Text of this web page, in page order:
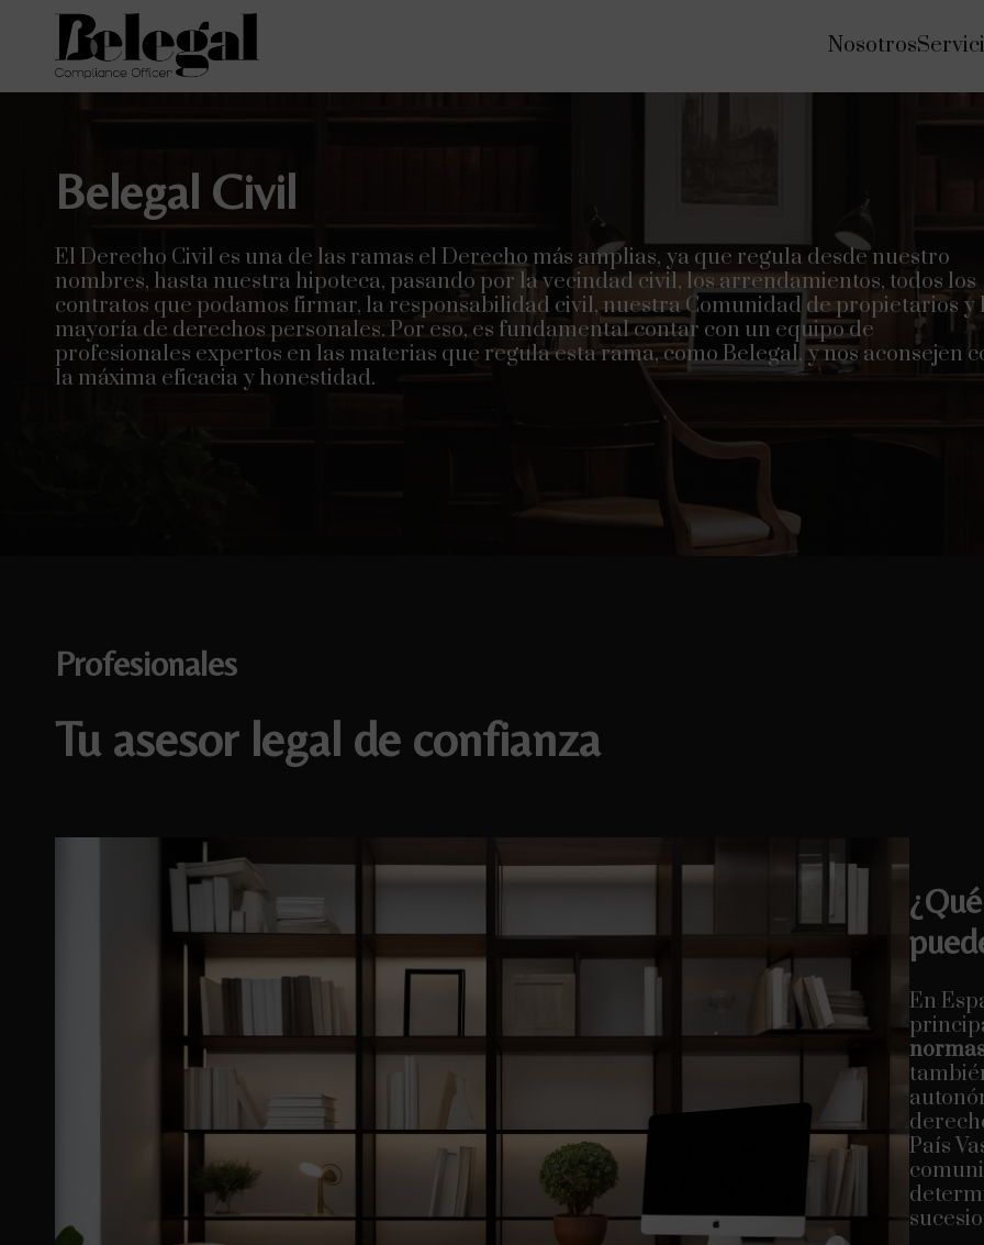
Nosotros
Belegal Civil
El Derecho Civil es una de las ramas el Derecho más amplias, ya que regula desde nuestro
nombres, hasta nuestra hipoteca, pasando por la vecindad civil, los arrendamientos, todos los
contratos que podamos firmar, la responsabilidad civil, nuestra Comunidad de propietarios y
mayoría de derechos personales. Por eso, es fundamental contar con un equipo de
profesionales expertos en las materias que regula esta rama, como Belegal, y nos aconsejen
la máxima eficacia y honestidad.
Profesionales
Tu asesor legal de confianza
En
País